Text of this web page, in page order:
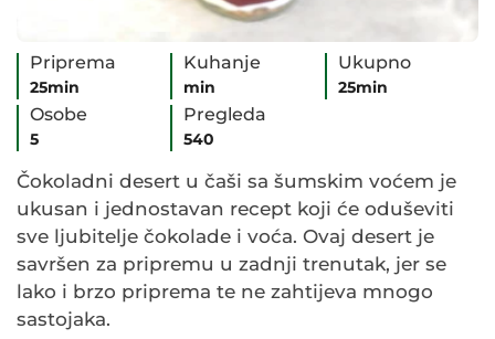
Priprema
25min
Kuhanje
min
Ukupno
25min
Osobe
5
Pregleda
540
Čokoladni desert u čaši sa šumskim voćem je
ukusan i jednostavan recept koji će oduševiti
sve ljubitelje čokolade i voća. Ovaj desert je
savršen za pripremu u zadnji trenutak, jer se
lako i brzo priprema te ne zahtijeva mnogo
sastojaka.